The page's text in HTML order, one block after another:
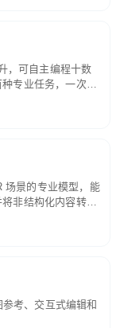
，可自主编程十数
专业任务，一次对
、执行与验证全流
任务中自主规划与
场景的专业模型，能
非结构化内容转换
考、交互式编辑和